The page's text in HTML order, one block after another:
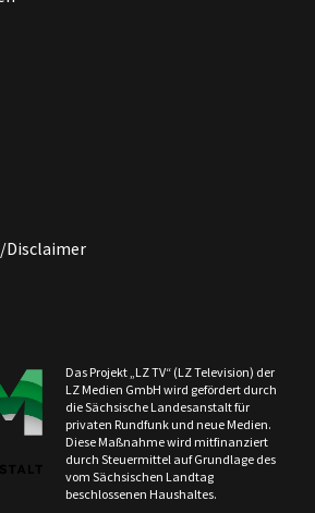
Disclaimer
Das Projekt „LZ TV“ (LZ Television) der
LZ Medien GmbH wird gefördert durch
die Sächsische Landesanstalt für
privaten Rundfunk und neue Medien.
Diese Maßnahme wird mitfinanziert
durch Steuermittel auf Grundlage des
vom Sächsischen Landtag
beschlossenen Haushaltes.